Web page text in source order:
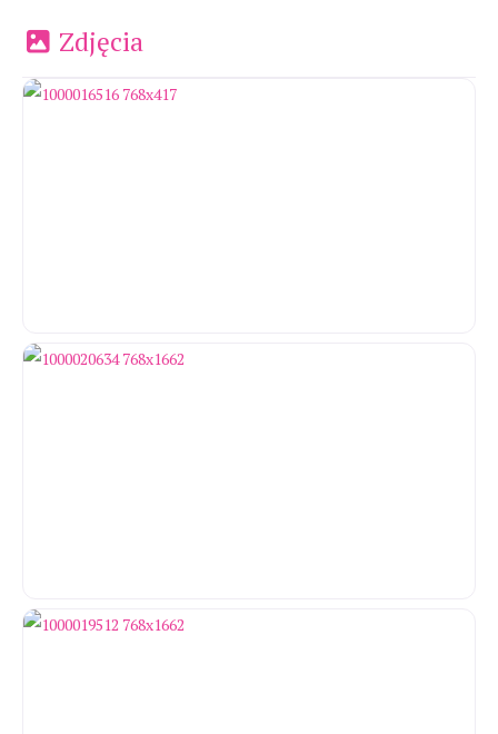
Zdjęcia